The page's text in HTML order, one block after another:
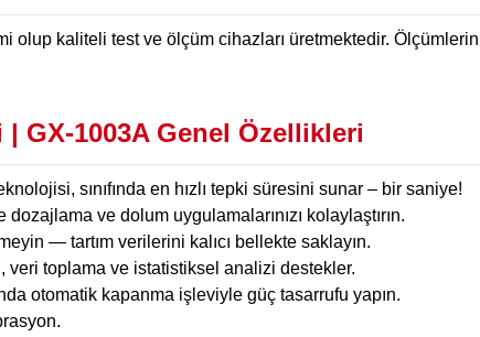
olup kaliteli test ve ölçüm cihazları üretmektedir.
| GX-1003A Genel Özellikleri
sınıfında en hızlı tepki süresini sunar – bir saniye!
dozajlama ve dolum uygulamalarınızı kolaylaştırın.
— tartım verilerini kalıcı bellekte saklayın.
veri toplama ve istatistiksel analizi destekler.
otomatik kapanma işleviyle güç tasarrufu yapın.